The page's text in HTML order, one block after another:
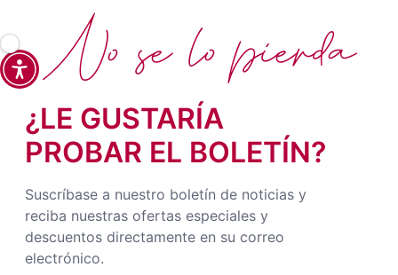
¿LE GUSTARÍA
PROBAR EL BOLETÍN?
Suscríbase a nuestro boletín de noticias y
reciba nuestras ofertas especiales y
descuentos directamente en su correo
electrónico.
No se lo pierda